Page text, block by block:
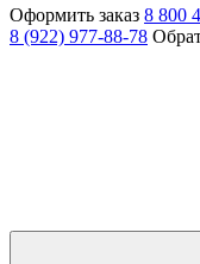
Оформить заказ 8 800
8 (922) 977-88-78